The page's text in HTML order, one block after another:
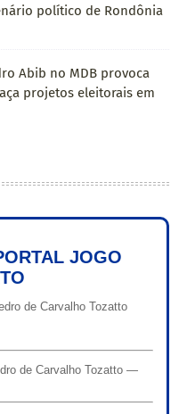
político de Rondônia
Abib no MDB provoca
projetos eleitorais em
JOGO
de Carvalho Tozatto
de Carvalho Tozatto —